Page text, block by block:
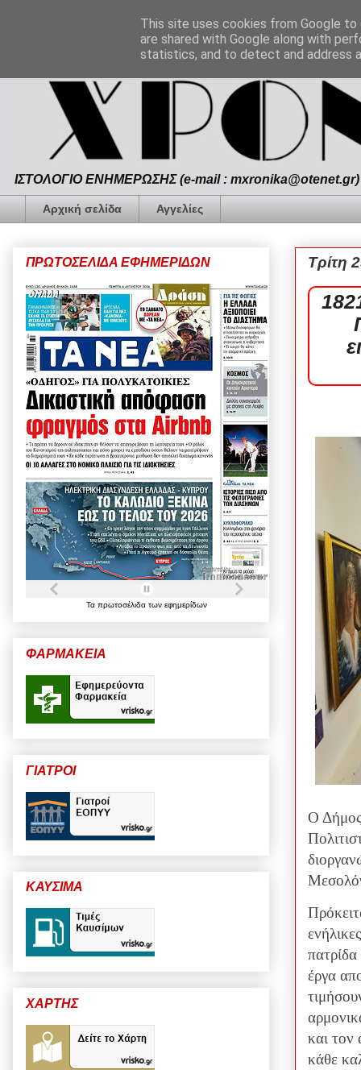
ΙΣΤΟΛΟΓΙΟ ΕΝΗΜΕΡΩΣΗΣ (e-mail :
Αρχική σελίδα Αγγελίες
Τρίτη
Ο Δήμος
πατρίδα
έργα
και τον
κάθε
ΠΡΩΤΟΣΕΛΙΔΑ ΕΦΗΜΕΡΙΔΩΝ
Τα πρωτοσέλιδα των εφημερίδων
ΦΑΡΜΑΚΕΙΑ
ΓΙΑΤΡΟΙ
ΚΑΥΣΙΜΑ
ΧΑΡΤΗΣ
This site uses cookies from Google
are shared with Google along with
statistics, and to detect and address